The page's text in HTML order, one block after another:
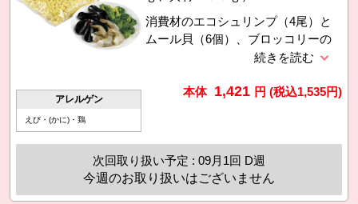
アレルゲン
えび・(かに)・鶏
消費材のエコシュリンプ（4尾）と
ムール貝（6個）、ブロッコリーの
具材とサフランライスのセット。フ
品。好みで野菜を加えて。利用促進
本体 1,421 円 (税込1,535円)
次回取り扱い予定 : 09月1回 D週
今週のお取り扱いはございません